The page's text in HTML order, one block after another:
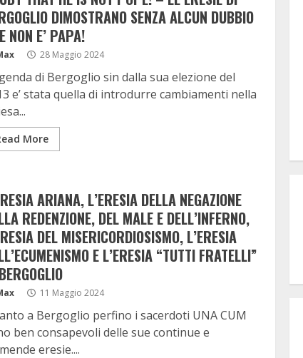
DIMOSTRANO SENZA ALCUN DUBBIO
NON E’ PAPA!
28 Maggio 2024
di Bergoglio sin dalla sua elezione del
e’ stata quella di introdurre cambiamenti nella
More
ARIANA, L’ERESIA DELLA NEGAZIONE
REDENZIONE, DEL MALE E DELL’INFERNO,
DEL MISERICORDIOSISMO, L’ERESIA
E L’ERESIA “TUTTI FRATELLI”
11 Maggio 2024
a Bergoglio perfino i sacerdoti UNA CUM
ben consapevoli delle sue continue e
eresie....